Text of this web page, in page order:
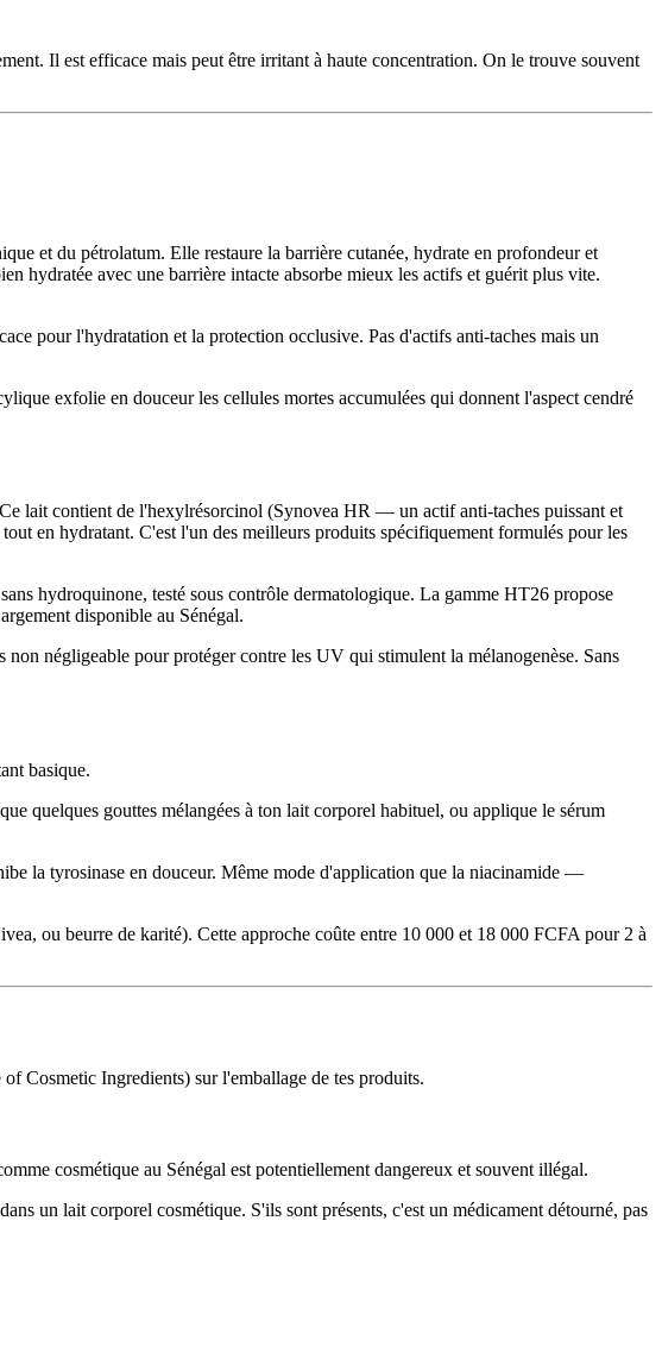
Il est efficace mais peut être irritant à haute concentration. On le trouve souvent
et du pétrolatum. Elle restaure la barrière cutanée, hydrate en profondeur et
hydratée avec une barrière intacte absorbe mieux les actifs et guérit plus vite.
pour l'hydratation et la protection occlusive. Pas d'actifs anti-taches mais un
exfolie en douceur les cellules mortes accumulées qui donnent l'aspect cendré
lait contient de l'hexylrésorcinol (Synovea HR — un actif anti-taches puissant et
en hydratant. C'est l'un des meilleurs produits spécifiquement formulés pour les
hydroquinone, testé sous contrôle dermatologique. La gamme HT26 propose
disponible au Sénégal.
négligeable pour protéger contre les UV qui stimulent la mélanogenèse. Sans
basique.
quelques gouttes mélangées à ton lait corporel habituel, ou applique le sérum
la tyrosinase en douceur. Même mode d'application que la niacinamide —
ou beurre de karité). Cette approche coûte entre 10 000 et 18 000 FCFA pour 2 à
Cosmetic Ingredients) sur l'emballage de tes produits.
cosmétique au Sénégal est potentiellement dangereux et souvent illégal.
un lait corporel cosmétique. S'ils sont présents, c'est un médicament détourné, pas